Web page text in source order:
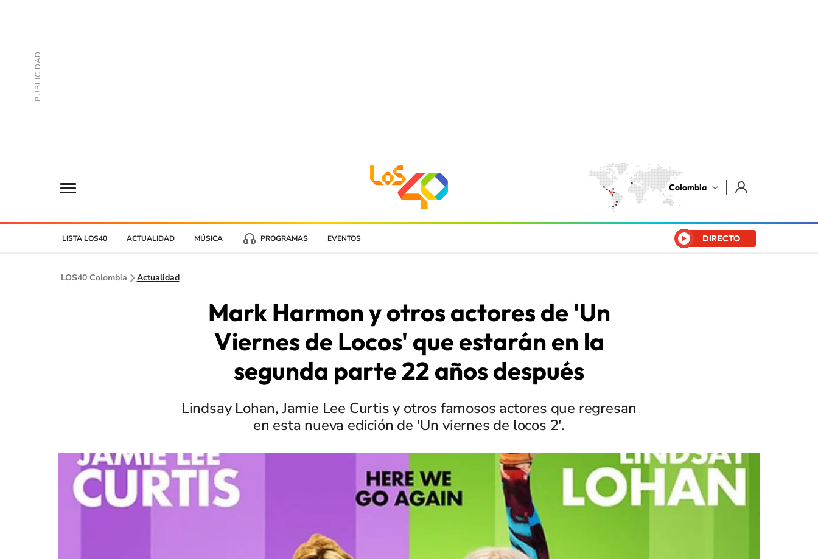
Colombia
LISTA LOS40 ACTUALIDAD MÚSICA PROGRAMAS EVENTOS DIRECTO
LOS40 Colombia Actualidad
Mark Harmon y otros actores de 'Un
Viernes de Locos' que estarán en la
segunda parte 22 años después
Lindsay Lohan, Jamie Lee Curtis y otros famosos actores que regresan
en esta nueva edición de 'Un viernes de locos 2'.